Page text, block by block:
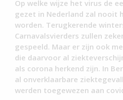
Op welke wijze het virus de
gezet in Nederland zal nooit
worden. Terugkerende
Carnavalsvierders zullen
gespeeld. Maar er zijn ook
die daarvoor al
als corona herkend zijn. In
al onverklaarbare
werden toegewezen aan